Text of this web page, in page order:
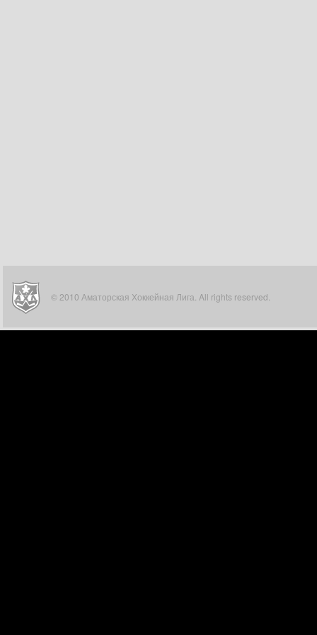
© 2010 Аматорская Хоккейная Лига. All rights reserved.